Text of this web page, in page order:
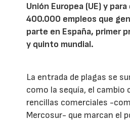
Unión Europea (UE) y
400.000 empleos que
parte en España, primer
y quinto mundial.
La entrada de plagas se
como la sequía, el cambio
rencillas comerciales -
Mercosur- que marcan el